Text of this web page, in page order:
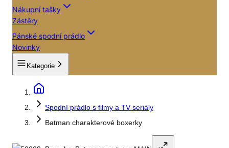
Nákupní tašky
Zástěry
Pánské spodní prádlo
Novinky
Kategorie
Spodní prádlo s filmy a TV seriály
Batman charakterové boxerky